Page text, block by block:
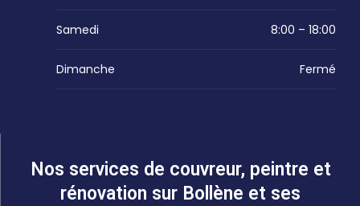
Samedi 8:00 – 18:00
Dimanche Fermé
Nos services de couvreur, peintre et
rénovation sur Bollène et ses